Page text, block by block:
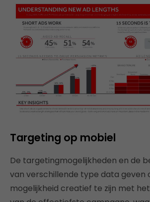
Targeting op mobiel
De targetingmogelijkheden en de
van verschillende type data geven
mogelijkheid creatief te zijn met